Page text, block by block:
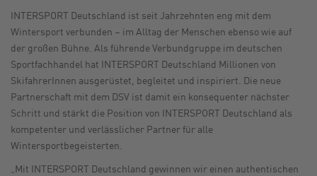
INTERSPORT Deutschland ist seit Jahrzehnten eng mit dem
Wintersport verbunden – im Alltag der Menschen ebenso wie auf
der großen Bühne. Als führende Verbundgruppe im deutschen
Sportfachhandel hat INTERSPORT Deutschland Millionen von
SkifahrerInnen ausgerüstet, begleitet und inspiriert. Die neue
Partnerschaft mit dem DSV ist damit ein konsequenter nächster
Schritt und stärkt die Position von INTERSPORT Deutschland als
kompetenter und verlässlicher Partner für alle
Wintersportbegeisterten.
„Mit INTERSPORT Deutschland gewinnen wir einen authentischen